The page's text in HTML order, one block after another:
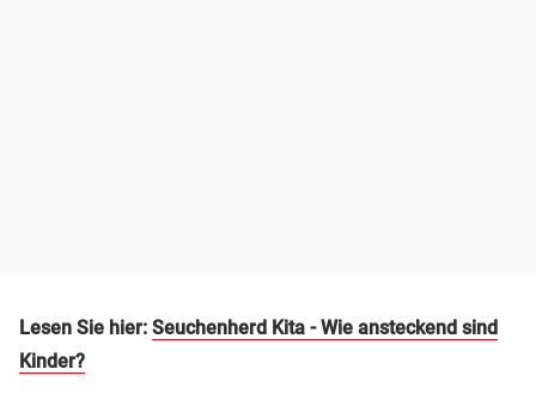
Lesen Sie hier: Seuchenherd Kita - Wie ansteckend sind
Kinder?